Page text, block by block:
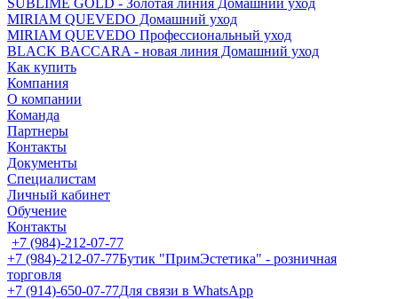
SUBLIME GOLD - Золотая линия Домашний уход
MIRIAM QUEVEDO Домашний уход
MIRIAM QUEVEDO Профессиональный уход
BLACK BACCARA - новая линия Домашний уход
Как купить
Компания
О компании
Команда
Партнеры
Контакты
Документы
Специалистам
Личный кабинет
Обучение
Контакты
+7 (984)-212-07-77
+7 (984)-212-07-77Бутик "ПримЭстетика" - розничная
торговля
+7 (914)-650-07-77Для связи в WhatsApp